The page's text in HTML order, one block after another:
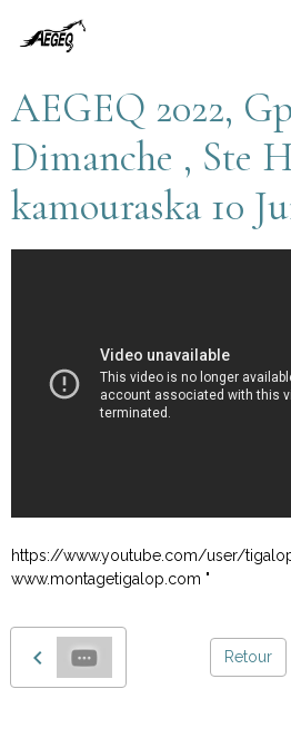
AEGEQ 2022,
Dimanche , Ste
kamouraska 10
https://www.youtube.com/user/
www.montagetigalop.com "
Retour